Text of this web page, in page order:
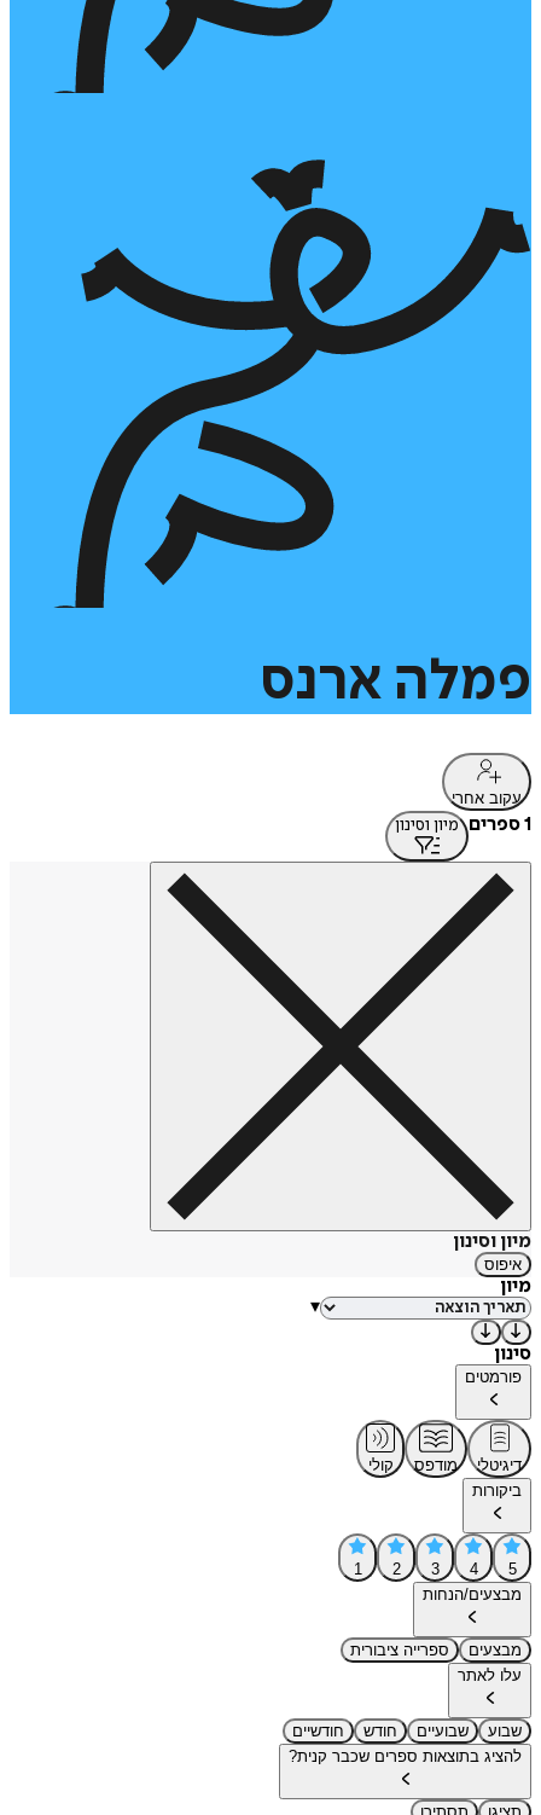
פמלה ארנס
עקוב אחרי
1 ספרים מיון וסינון
מיון וסינון
איפוס
מיון
▾
סינון
פורמטים
דיגיטלי מודפס
קולי
ביקורות
5
4
3
2
1
מבצעים/הנחות
מבצעים
ספרייה ציבורית
עלו לאתר
שבוע שבועיים חודש
חודשיים
להציג בתוצאות ספרים שכבר קנית?